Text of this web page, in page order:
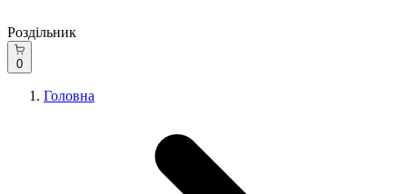
Роздільник
0
Головна